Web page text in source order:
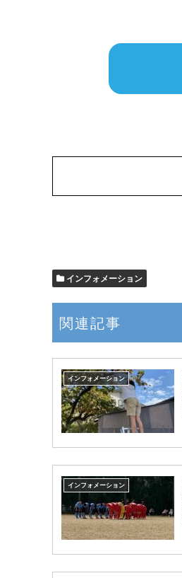
インフォメーション
関連記事
インフォメーション
インフォメーション